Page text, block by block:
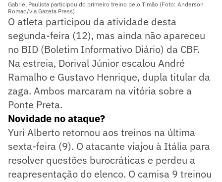
Gabriel Paulista participou do primeiro treino pelo Timão (Foto: Anderson
Romao/via Gazeta Press)
O atleta participou da atividade desta
segunda-feira (12), mas ainda não apareceu
no BID (Boletim Informativo Diário) da CBF.
Na estreia, Dorival Júnior escalou André
Ramalho e Gustavo Henrique, dupla titular da
zaga. Ambos marcaram na vitória sobre a
Ponte Preta.
Novidade no ataque?
Yuri Alberto retornou aos treinos na última
sexta-feira (9). O atacante viajou à Itália para
resolver questões burocráticas e perdeu a
reapresentação do elenco. O camisa 9 treinou